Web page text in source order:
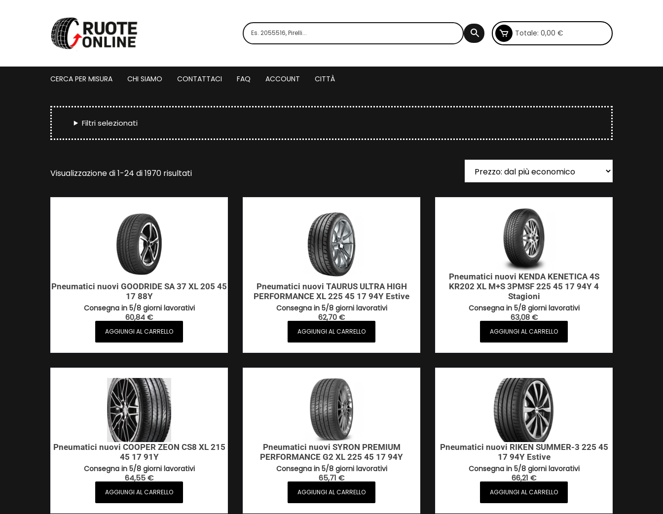
Totale: 0,00 €
CERCA PER MISURA CHI SIAMO CONTATTACI FAQ ACCOUNT CITTÀ
Filtri selezionati
Visualizzazione di 1-24 di 1970 risultatiPrezzo:
più
Pneumatici nuovi GOODRIDE SA 37 XL 205 45
17 88Y
Consegna in 5/8 giorni lavorativi
60,84€
AGGIUNGI AL CARRELLO
Pneumatici nuovi TAURUS ULTRA HIGH
PERFORMANCE XL 225 45 17 94Y Estive
Consegna in 5/8 giorni lavorativi
62,70€
AGGIUNGI AL CARRELLO
Pneumatici nuovi KENDA KENETICA 4S
KR202 XL M+S 3PMSF 225 45 17 94Y 4
Stagioni
Consegna in 5/8 giorni lavorativi
63,08€
AGGIUNGI AL CARRELLO
Pneumatici nuovi COOPER ZEON CS8 XL 215
45 17 91Y
Consegna in 5/8 giorni lavorativi
64,55€
AGGIUNGI AL CARRELLO
Pneumatici nuovi SYRON PREMIUM
PERFORMANCE G2 XL 225 45 17 94Y
Consegna in 5/8 giorni lavorativi
65,71 €
AGGIUNGI AL CARRELLO
Pneumatici nuovi RIKEN SUMMER-3 225 45
17 94Y Estive
Consegna in 5/8 giorni lavorativi
66,21 €
AGGIUNGI AL CARRELLO